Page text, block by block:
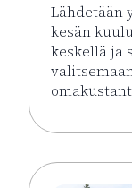
Lähdetään
kesän
keskellä ja